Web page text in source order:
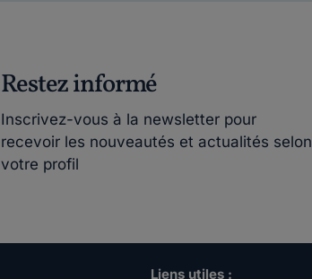
Restez informé
Inscrivez-vous à la newsletter pour
recevoir les nouveautés et actualités selon
votre profil
Liens utiles :